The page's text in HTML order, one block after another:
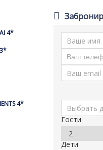
Гости
Дети
4*
4*